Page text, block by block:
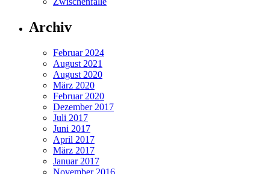
Archiv
Februar 2024
August 2021
August 2020
März 2020
Februar 2020
Dezember 2017
Juli 2017
Juni 2017
April 2017
März 2017
Januar 2017